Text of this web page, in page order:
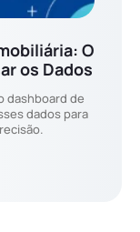
O
os Dados
dashboard de
dados para